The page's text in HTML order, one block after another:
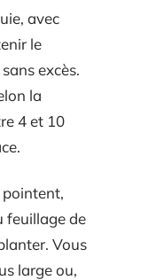
avec
le
excès.
la
4 et 10
pointent,
feuillage de
Vous
large ou,